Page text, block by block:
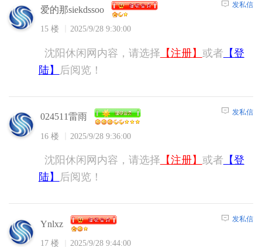
爱的那siekdssoo
15 楼 2025/9/28 9:30:00
发私信
沈阳休闲网内容，请选择 【注册】 或者 【登
陆】
后阅览！
024511雷雨
16 楼 2025/9/28 9:36:00
发私信
沈阳休闲网内容，请选择 【注册】 或者 【登
陆】
后阅览！
Ynlxz
17 楼 2025/9/28 9:44:00
发私信